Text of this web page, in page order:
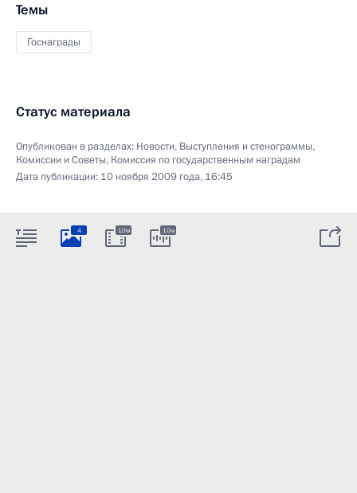
Темы
Госнаграды
Статус материала
Опубликован в разделах: Новости, Выступления и стенограммы,
Комиссии и Советы, Комиссия по государственным наградам
Дата публикации: 10 ноября 2009 года, 16:45
4 10м 10м